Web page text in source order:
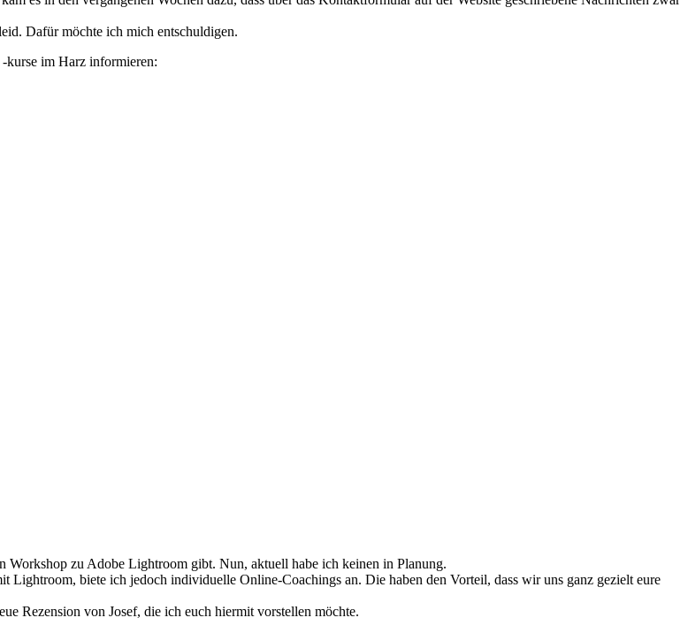
Dafür möchte ich mich entschuldigen.
kurse im Harz informieren:
Workshop zu Adobe Lightroom gibt. Nun, aktuell habe ich keinen in Planung.
Lightroom, biete ich jedoch individuelle Online-Coachings an. Die haben den Vorteil, dass wir uns ganz gezielt eure
Rezension von Josef, die ich euch hiermit vorstellen möchte.